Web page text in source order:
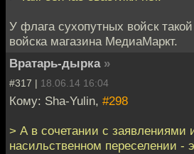
У флага сухопутных войск
войска магазина МедиаМаркт.
Вратарь-дырка »
#317 | 18.06.14 16:04
Кому: Sha-Yulin, #298
> А в сочетании с
насильственном переселении -